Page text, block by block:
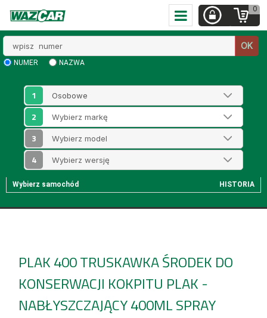
0
numer
OK
NUMER NAZWA
1
2
3
4
Wybierz samochód HISTORIA
PLAK 400 TRUSKAWKAŚRODEK DO
KONSERWACJI KOKPITU PLAK -
NABŁYSZCZAJĄCY 400ML SPRAY